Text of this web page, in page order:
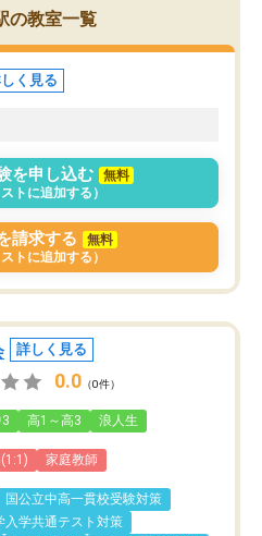
の教室一覧
く見る
を申し込む
無料
ストに追加する）
請求する
無料
ストに追加する）
詳しく見る
0.0 （0件）
高1～高3 浪人生
家庭教師
国公立中高一貫校受験対策
入学共通テスト対策